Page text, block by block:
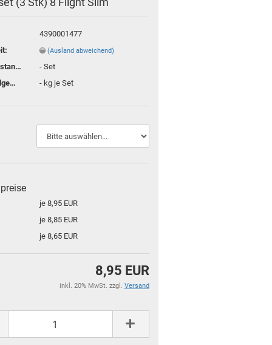
Kunststoffspitzen / Softtips
für Dein Zuhause
Top Premium Produkte
4390001477
(Ausland abweichend)
Lagerbestand: - Set
Versandgewicht:
- kg je Set
je 8,95 EUR
je 8,85 EUR
je 8,65 EUR
8,95 EUR
inkl. 20% MwSt. zzgl. Versand